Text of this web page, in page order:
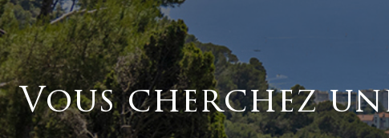
Vous cherchez